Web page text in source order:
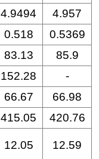
4.9494
4.957
0.518
0.5369
83.13
85.9
152.28
-
66.67
66.98
415.05
420.76
12.05 12.59